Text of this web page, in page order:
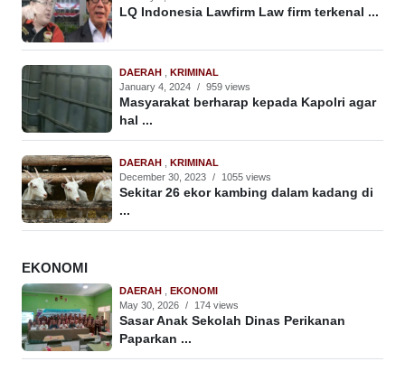
LQ Indonesia Lawfirm Law firm terkenal ...
DAERAH , KRIMINAL
January 4, 2024 / 959 views
Masyarakat berharap kepada Kapolri agar
hal ...
DAERAH , KRIMINAL
December 30, 2023 / 1055 views
Sekitar 26 ekor kambing dalam kadang di
...
EKONOMI
DAERAH , EKONOMI
May 30, 2026 / 174 views
Sasar Anak Sekolah Dinas Perikanan
Paparkan ...